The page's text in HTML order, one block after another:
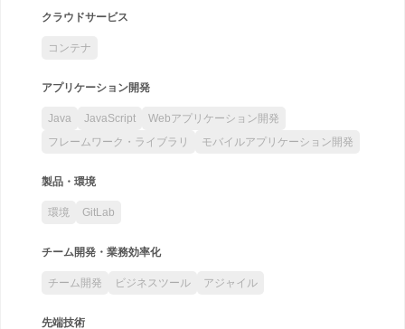
クラウドサービス
コンテナ
アプリケーション開発
Java JavaScript
Webアプリケーション開発
フレームワーク・ライブラリ
モバイルアプリケーション開発
製品・環境
環境 GitLab
チーム開発・業務効率化
チーム開発 ビジネスツール アジャイル
先端技術